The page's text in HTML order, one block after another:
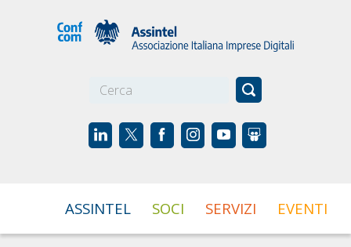
ASSINTEL SOCI SERVIZI EVENTI